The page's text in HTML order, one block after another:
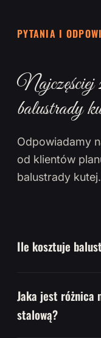
PYTANIA I
Najczęściej
balustrady
Odpowiadamy
od klientów
balustrady kutej.
Ile kosztuje
Jaka jest różnica
stalową?